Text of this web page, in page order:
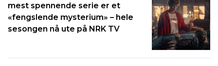
mest spennende serie er et
«fengslende mysterium» – hele
sesongen nå ute på NRK TV